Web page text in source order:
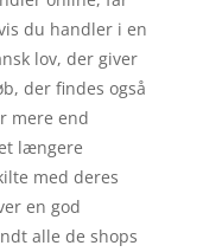
du handler i en
lov, der giver
der findes også
mere end
længere
med deres
en god
alle de shops